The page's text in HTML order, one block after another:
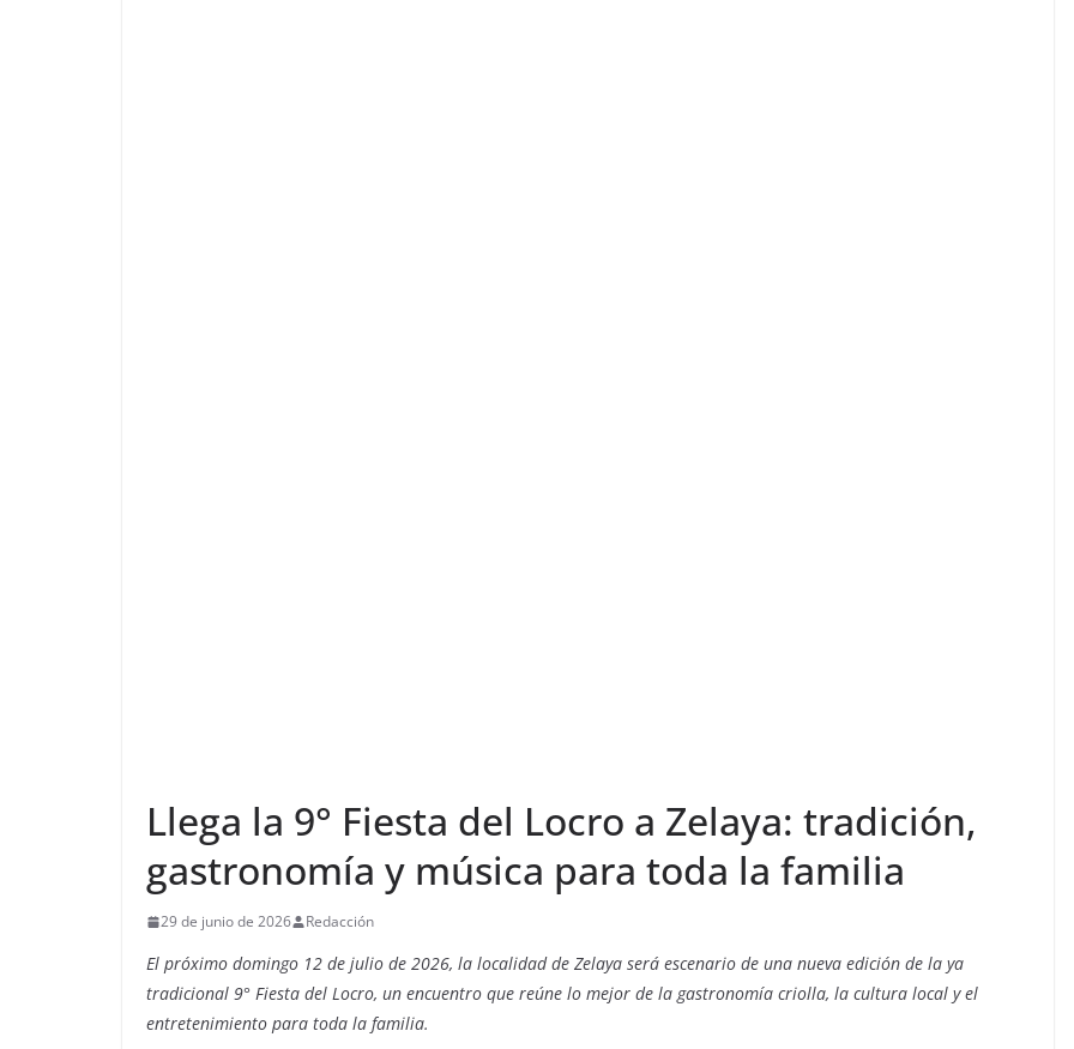
Llega la 9° Fiesta del Locro a Zelaya: tradición,
gastronomía y música para toda la familia
29 de junio de 2026 Redacción
El próximo domingo 12 de julio de 2026, la localidad de Zelaya será escenario de una nueva edición de la ya
tradicional 9° Fiesta del Locro, un encuentro que reúne lo mejor de la gastronomía criolla, la cultura local y el
entretenimiento para toda la familia.